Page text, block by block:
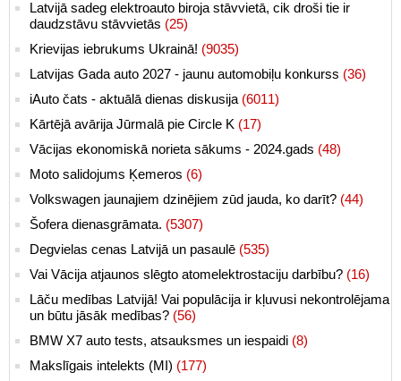
Latvijā sadeg elektroauto biroja stāvvietā, cik droši tie ir
daudzstāvu stāvvietās (25)
Krievijas iebrukums Ukrainā! (9035)
Latvijas Gada auto 2027 - jaunu automobiļu konkurss (36)
iAuto čats - aktuālā dienas diskusija (6011)
Kārtējā avārija Jūrmalā pie Circle K (17)
Vācijas ekonomiskā norieta sākums - 2024.gads (48)
Moto salidojums Ķemeros (6)
Volkswagen jaunajiem dzinējiem zūd jauda, ko darīt? (44)
Šofera dienasgrāmata. (5307)
Degvielas cenas Latvijā un pasaulē (535)
Vai Vācija atjaunos slēgto atomelektrostaciju darbību? (16)
Lāču medības Latvijā! Vai populācija ir kļuvusi nekontrolējama
un būtu jāsāk medības? (56)
BMW X7 auto tests, atsauksmes un iespaidi (8)
Makslīgais intelekts (MI) (177)